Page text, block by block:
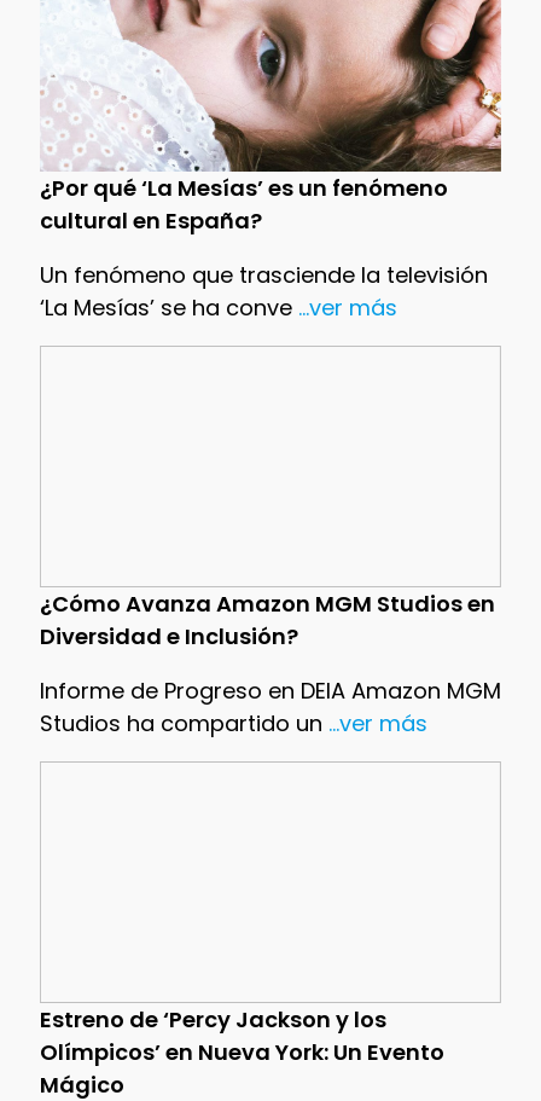
¿Por qué ‘La Mesías’ es un fenómeno
cultural en España?
Un fenómeno que trasciende la televisión
‘La Mesías’ se ha conve...ver más
¿Cómo Avanza Amazon MGM Studios en
Diversidad e Inclusión?
Informe de Progreso en DEIA Amazon MGM
Studios ha compartido un ...ver más
Estreno de ‘Percy Jackson y los
Olímpicos’ en Nueva York: Un Evento
Mágico